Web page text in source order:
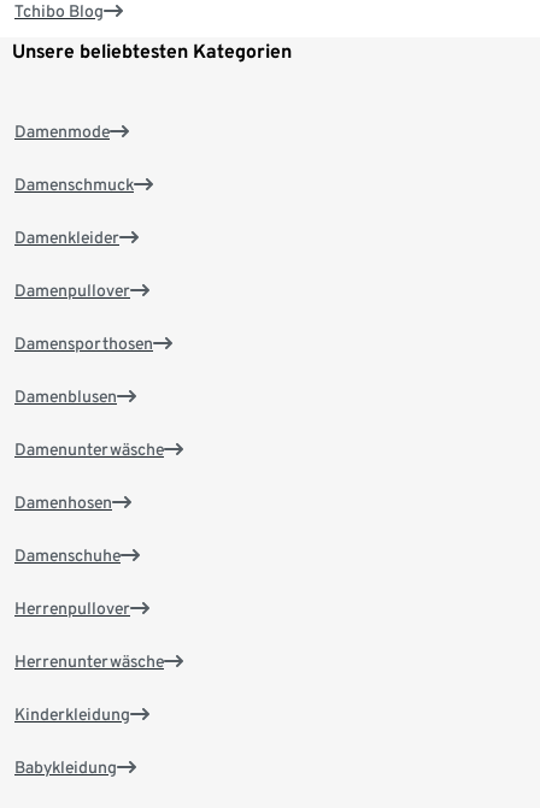
Tchibo Blog
Unsere beliebtesten Kategorien
Damenmode
Damenschmuck
Damenkleider
Damenpullover
Damensporthosen
Damenblusen
Damenunterwäsche
Damenhosen
Damenschuhe
Herrenpullover
Herrenunterwäsche
Kinderkleidung
Babykleidung